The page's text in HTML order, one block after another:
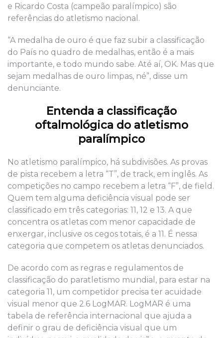
e Ricardo Costa (campeão paralímpico) são
referências do atletismo nacional.
“A medalha de ouro é que faz subir a classificação
do País no quadro de medalhas, então é a mais
importante, e todo mundo sabe. Até aí, OK. Mas que
sejam medalhas de ouro limpas, né”, disse um
denunciante.
Entenda a classificação
oftalmológica do atletismo
paralímpico
No atletismo paralímpico, há subdivisões. As provas
de pista recebem a letra “T”, de track, em inglês. As
competições no campo recebem a letra “F”, de field.
Quem tem alguma deficiência visual pode ser
classificado em três categorias: 11, 12 e 13. A que
concentra os atletas com menor capacidade de
enxergar, inclusive os cegos totais, é a 11. É nessa
categoria que competem os atletas denunciados.
De acordo com as regras e regulamentos de
classificação do paratletismo mundial, para estar na
categoria 11, um competidor precisa ter acuidade
visual menor que 2.6 LogMAR. LogMAR é uma
tabela de referência internacional que ajuda a
definir o grau de deficiência visual que um